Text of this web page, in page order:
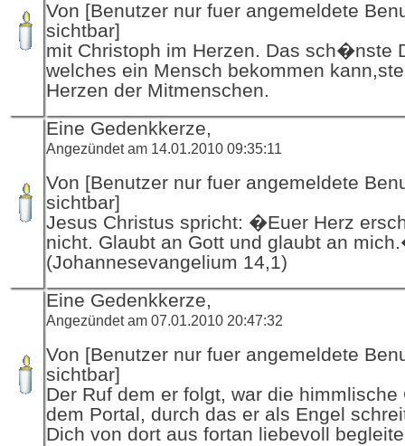
Von [Benutzer nur fuer angemeldete
sichtbar]
mit Christoph im Herzen. Das sch�nste
welches ein Mensch bekommen
Herzen der Mitmenschen.
Eine Gedenkkerze,
Angezündet am 14.01.2010 09:35:11
Von [Benutzer nur fuer angemeldete
sichtbar]
Jesus Christus spricht: �Euer Herz
nicht. Glaubt an Gott und glaubt an
(Johannesevangelium 14,1)
Eine Gedenkkerze,
Angezündet am 07.01.2010 20:47:32
Von [Benutzer nur fuer angemeldete
sichtbar]
Der Ruf dem er folgt, war die himmlische
dem Portal, durch das er als Engel
Dich von dort aus fortan liebevoll